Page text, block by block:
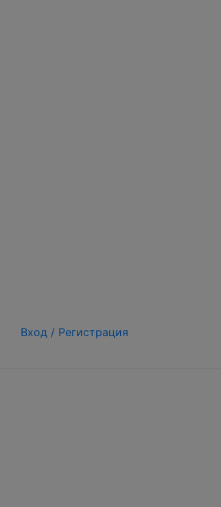
Вход / Регистрация